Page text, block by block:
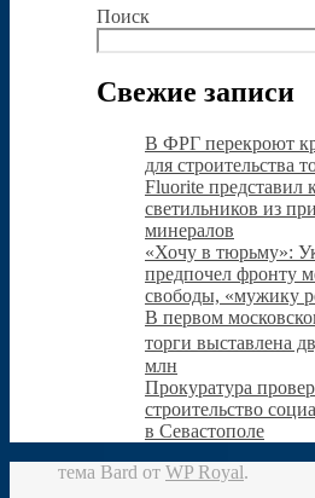
Поиск
Свежие записи
В ФРГ перекроют
для строительства
Fluorite представил
светильников из
минералов
«Хочу в тюрьму»:
предпочел фронту
свободы, «мужику
В первом
торги выставлена
млн
Прокуратура
строительство
в Севастополе
тема Bard от WP Royal.